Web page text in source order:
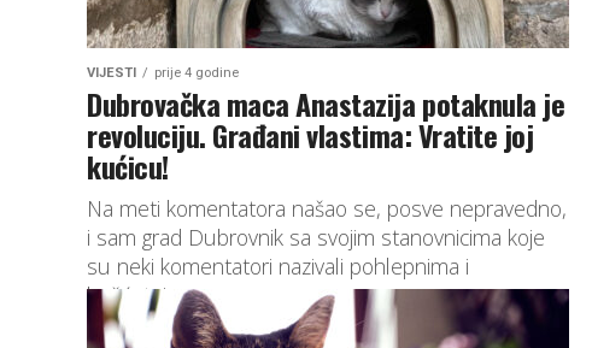
VIJESTI prije 4 godine
Dubrovačka maca Anastazija potaknula je
revoluciju. Građani vlastima: Vratite joj
kućicu!
Na meti komentatora našao se, posve nepravedno,
i sam grad Dubrovnik sa svojim stanovnicima koje
su neki komentatori nazivali pohlepnima i
bešćutnima.